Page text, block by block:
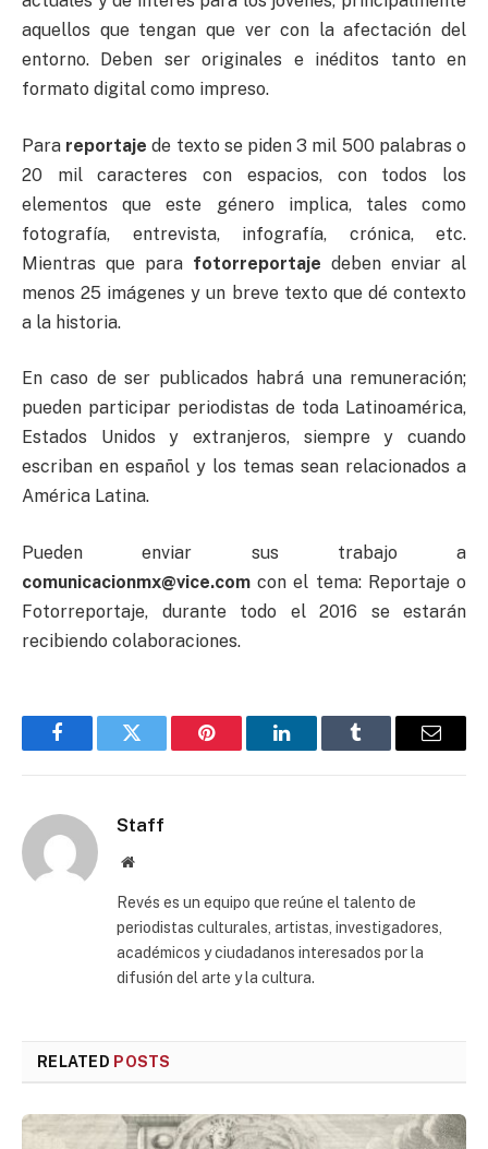
aquellos que tengan que ver con la afectación del
entorno. Deben ser originales e inéditos tanto en
formato digital como impreso.
Para reportaje de texto se piden 3 mil 500 palabras o
20 mil caracteres con espacios, con todos los
elementos que este género implica, tales como
fotografía, entrevista, infografía, crónica, etc.
Mientras que para fotorreportaje deben enviar al
menos 25 imágenes y un breve texto que dé contexto
a la historia.
En caso de ser publicados habrá una remuneración;
pueden participar periodistas de toda Latinoamérica,
Estados Unidos y extranjeros, siempre y cuando
escriban en español y los temas sean relacionados a
América Latina.
Pueden enviar sus trabajo a
comunicacionmx@vice.com con el tema: Reportaje o
Fotorreportaje, durante todo el 2016 se estarán
recibiendo colaboraciones.
FacebookTwitter Pinterest LinkedInTumblr Email
Staff
Website
Revés es un equipo que reúne el talento de
periodistas culturales, artistas, investigadores,
académicos y ciudadanos interesados por la
difusión del arte y la cultura.
RELATED POSTS